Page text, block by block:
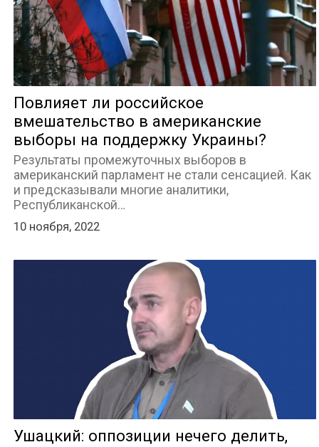
Повлияет ли российское
вмешательство в американские
выборы на поддержку Украины?
Результаты промежуточных выборов в
американский парламент не стали сенсацией. Как
и предсказывали многие аналитики,
Республиканской…
10 ноября, 2022
Ушацкий: оппозиции нечего делить,